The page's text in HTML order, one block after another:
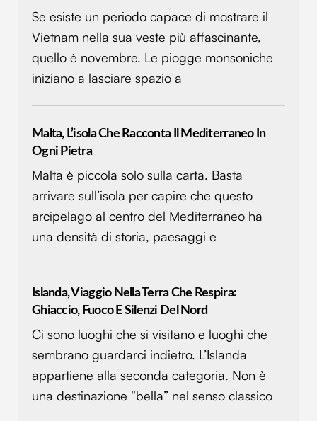
Se esiste un periodo capace di mostrare il
Vietnam nella sua veste più affascinante,
quello è novembre. Le piogge monsoniche
iniziano a lasciare spazio a
Malta, L’isola Che Racconta Il Mediterraneo In
Ogni Pietra
Malta è piccola solo sulla carta. Basta
arrivare sull’isola per capire che questo
arcipelago al centro del Mediterraneo ha
una densità di storia, paesaggi e
Islanda, Viaggio Nella Terra Che Respira:
Ghiaccio, Fuoco E Silenzi Del Nord
Ci sono luoghi che si visitano e luoghi che
sembrano guardarci indietro. L’Islanda
appartiene alla seconda categoria. Non è
una destinazione “bella” nel senso classico